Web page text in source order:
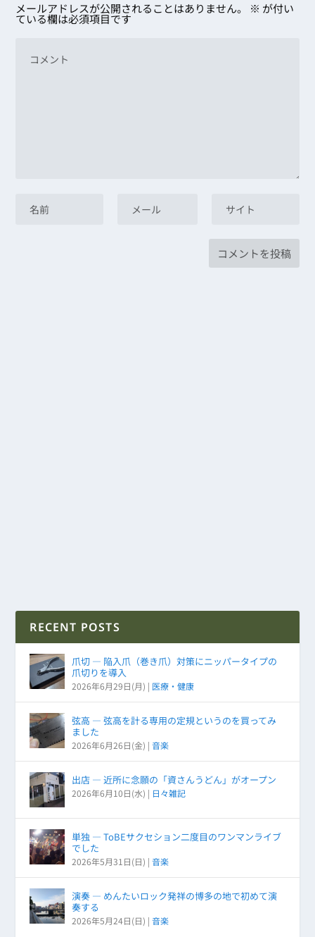
メールアドレスが公開されることはありません。 ※ が付い
ている欄は必須項目です
RECENT POSTS
爪切 ― 陥入爪（巻き爪）対策にニッパータイプの
爪切りを導入
2026年6月29日(月) | 医療・健康
弦高 ― 弦高を計る専用の定規というのを買ってみ
ました
2026年6月26日(金) |音楽
出店 ― 近所に念願の「資さんうどん」がオープン
2026年6月10日(水) | 日々雑記
単独 ― ToBEサクセション二度目のワンマンライブ
でした
2026年5月31日(日) |音楽
演奏 ― めんたいロック発祥の博多の地で初めて演
奏する
2026年5月24日(日) |音楽